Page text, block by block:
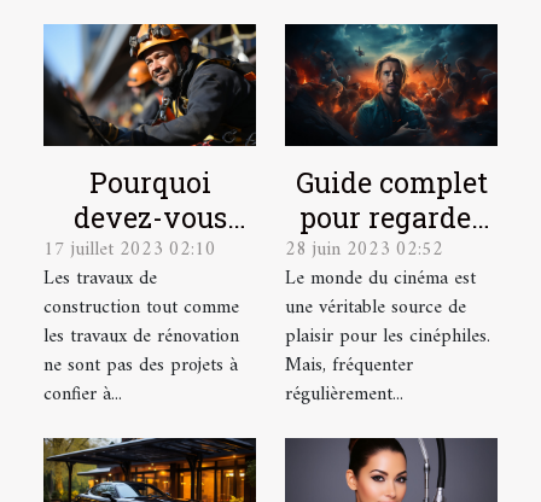
Pourquoi
devez-vous
faire appel à
des cordistes
pour vos
travaux en
hauteur ?
17 juillet 2023 02:10
Les travaux de
construction tout comme
les travaux de rénovation
ne sont pas des projets à
confier à...
Guide complet
pour regarder
des films
gratuitement
en ligne
28 juin 2023 02:52
Le monde du cinéma est
une véritable source de
plaisir pour les cinéphiles.
Mais, fréquenter
régulièrement...